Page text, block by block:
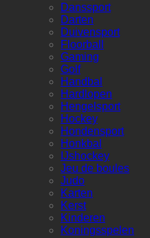
Danssport
Darten
Duivensport
Floorball
Gaming
Golf
Handbal
Hardlopen
Hengelsport
Hockey
Hondensport
Honkbal
IJshockey
Jeu de boules
Judo
Karten
Kerst
Kinderen
Koningsspelen